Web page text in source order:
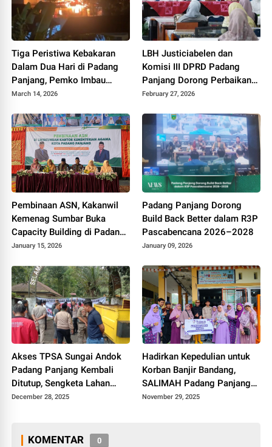
Tiga Peristiwa Kebakaran
Dalam Dua Hari di Padang
Panjang, Pemko Imbau
Warga Tetap Waspada
March 14, 2026
LBH Justiciabelen dan
Komisi III DPRD Padang
Panjang Dorong Perbaikan
Sistem TPPK di Sekolah
February 27, 2026
Pembinaan ASN, Kakanwil
Kemenag Sumbar Buka
Capacity Building di Padang
Panjang
January 15, 2026
Padang Panjang Dorong
Build Back Better dalam R3P
Pascabencana 2026–2028
January 09, 2026
Akses TPSA Sungai Andok
Padang Panjang Kembali
Ditutup, Sengketa Lahan
Memanas
December 28, 2025
Hadirkan Kepedulian untuk
Korban Banjir Bandang,
SALIMAH Padang Panjang
Sambangi Pengungsian
November 29, 2025
KOMENTAR 0